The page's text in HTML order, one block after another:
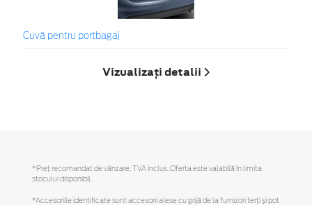
Cuvă pentru portbagaj
Vizualizați detalii
*Preţ recomandat de vânzare, TVA inclus. Oferta este valabilă în limita
stocului disponibil.
*Accesoriile identificate sunt accesorii alese cu grijă de la furnizori terți și pot